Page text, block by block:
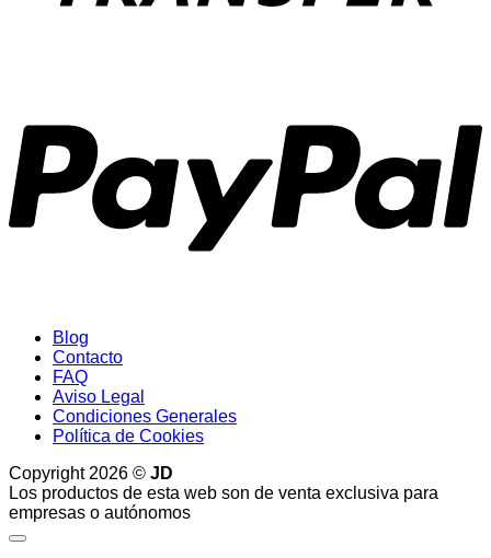
Blog
Contacto
FAQ
Aviso Legal
Condiciones Generales
Política de Cookies
Copyright 2026 © JD
Los productos de esta web son de venta exclusiva para
empresas o autónomos